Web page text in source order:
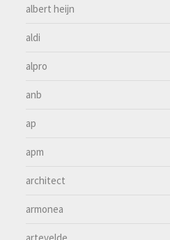
albert heijn
aldi
alpro
anb
ap
apm
architect
armonea